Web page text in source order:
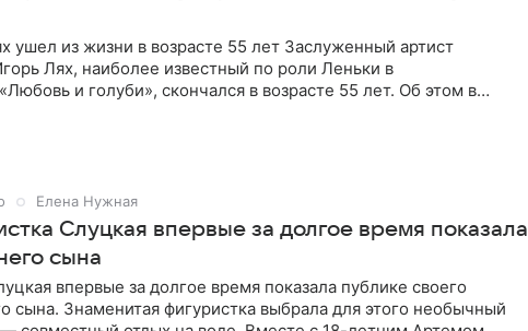
ушел из жизни в возрасте 55 лет Заслуженный артист
Лях, наиболее известный по роли Леньки в
и голуби», скончался в возрасте 55 лет. Об этом в
Елена Нужная
Слуцкая впервые за долгое время показала
сына
впервые за долгое время показала публике своего
сына. Знаменитая фигуристка выбрала для этого необычный